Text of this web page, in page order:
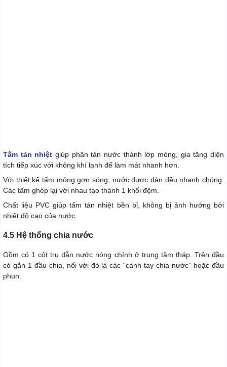
Tấm tản nhiệt giúp phân tán nước thành lớp mỏng, gia tăng diện
tích tiếp xúc với không khí lạnh để làm mát nhanh hơn.
Với thiết kế tấm mỏng gợn sóng, nước được dàn đều nhanh chóng.
Các tấm ghép lại với nhau tạo thành 1 khối đệm.
Chất liệu PVC giúp tấm tản nhiệt bền bỉ, không bị ảnh hưởng bởi
nhiệt độ cao của nước.
4.5 Hệ thống chia nước
Gồm có 1 cột trụ dẫn nước nóng chính ở trung tâm tháp. Trên đầu
có gắn 1 đầu chia, nối với đó là các “cánh tay chia nước” hoặc đầu
phun.